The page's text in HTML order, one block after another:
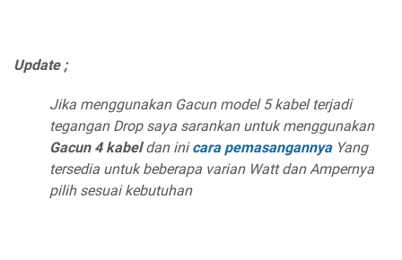
Update ;
Jika menggunakan Gacun model 5 kabel terjadi
tegangan Drop saya sarankan untuk menggunakan
Gacun 4 kabeldan inicara pemasangannya Yang
tersedia untuk beberapa varian Watt dan Ampernya
pilih sesuai kebutuhan